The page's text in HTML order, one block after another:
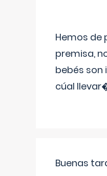
Hemos de
premisa,
bebés son
cúal
Buenas